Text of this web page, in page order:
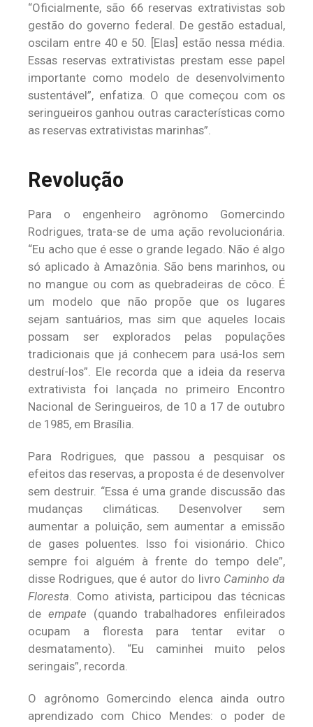
“Oficialmente, são 66 reservas extrativistas sob
gestão do governo federal. De gestão estadual,
oscilam entre 40 e 50. [Elas] estão nessa média.
Essas reservas extrativistas prestam esse papel
importante como modelo de desenvolvimento
sustentável”, enfatiza. O que começou com os
seringueiros ganhou outras características como
as reservas extrativistas marinhas”.
Revolução
Para o engenheiro agrônomo Gomercindo
Rodrigues, trata-se de uma ação revolucionária.
“Eu acho que é esse o grande legado. Não é algo
só aplicado à Amazônia. São bens marinhos, ou
no mangue ou com as quebradeiras de côco. É
um modelo que não propõe que os lugares
sejam santuários, mas sim que aqueles locais
possam ser explorados pelas populações
tradicionais que já conhecem para usá-los sem
destruí-los”. Ele recorda que a ideia da reserva
extrativista foi lançada no primeiro Encontro
Nacional de Seringueiros, de 10 a 17 de outubro
de 1985, em Brasília.
Para Rodrigues, que passou a pesquisar os
efeitos das reservas, a proposta é de desenvolver
sem destruir. “Essa é uma grande discussão das
mudanças climáticas. Desenvolver sem
aumentar a poluição, sem aumentar a emissão
de gases poluentes. Isso foi visionário. Chico
sempre foi alguém à frente do tempo dele”,
disse Rodrigues, que é autor do livro Caminho da
Floresta. Como ativista, participou das técnicas
de empate (quando trabalhadores enfileirados
ocupam a floresta para tentar evitar o
desmatamento). “Eu caminhei muito pelos
seringais”, recorda.
O agrônomo Gomercindo elenca ainda outro
aprendizado com Chico Mendes: o poder de